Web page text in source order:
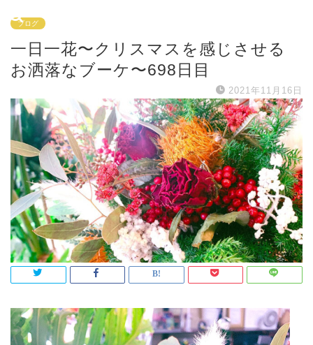
ブログ
一日一花〜クリスマスを感じさせる
お洒落なブーケ〜698日目
2021年11月16日